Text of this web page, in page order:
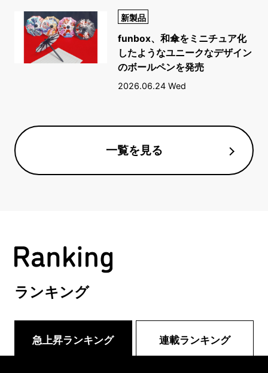
新製品
funbox、和傘をミニチュア化
したようなユニークなデザイン
のボールペンを発売
2026.06.24 Wed
一覧を見る
ランキング
急上昇ランキング 連載ランキング